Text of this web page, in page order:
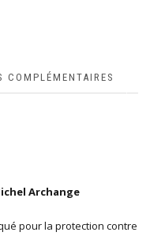
COMPLÉMENTAIRES
Archange
pour la protection contre